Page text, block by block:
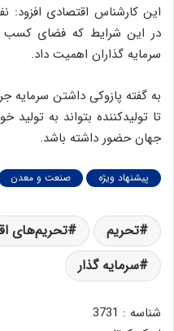
این کارشناس اقتصادی افزود:
در این شرایط که فضای کسب
سرمایه گذاران اهمیت داد.
به گفته پازوکی داشتن سرمایه
تا تولیدکننده بتواند به تولید
جهان حضور داشته باشد.
پیشنهاد ویژه صنعت و معدن
تحریم تحریم‌های
سرمایه گذار
شناسه : 3731